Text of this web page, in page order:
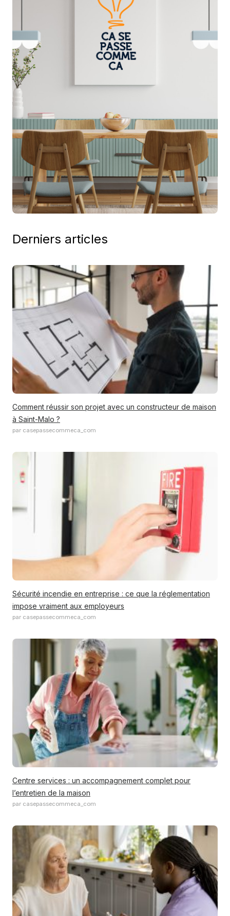
Derniers articles
Comment réussir son projet avec un constructeur de maison
à Saint-Malo ?
par casepassecommeca_com
Sécurité incendie en entreprise : ce que la réglementation
impose vraiment aux employeurs
par casepassecommeca_com
Centre services : un accompagnement complet pour
l’entretien de la maison
par casepassecommeca_com